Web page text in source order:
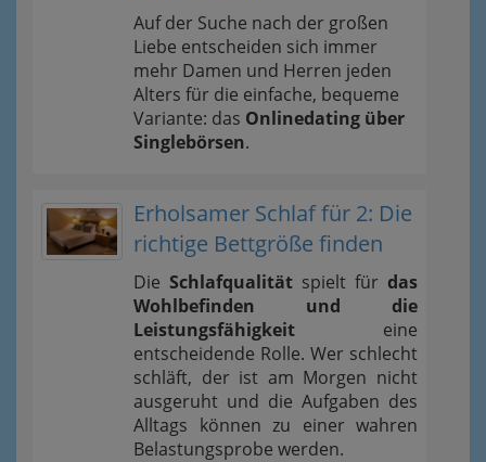
Auf der Suche nach der großen
Liebe entscheiden sich immer
mehr Damen und Herren jeden
Alters für die einfache, bequeme
Variante: das Onlinedating über
Singlebörsen.
Erholsamer Schlaf für 2: Die
richtige Bettgröße finden
Die Schlafqualität spielt für das
Wohlbefinden und die
Leistungsfähigkeit eine
entscheidende Rolle. Wer schlecht
schläft, der ist am Morgen nicht
ausgeruht und die Aufgaben des
Alltags können zu einer wahren
Belastungsprobe werden.